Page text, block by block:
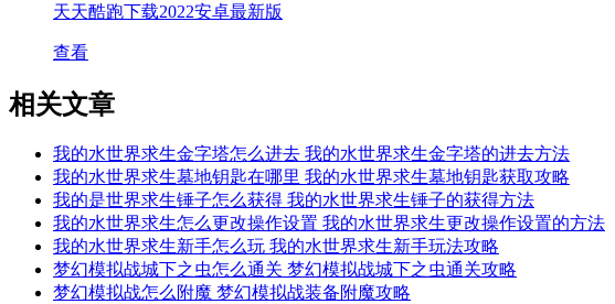
天天酷跑下载2022安卓最新版
查看
相关文章
我的水世界求生金字塔怎么进去 我的水世界求生金字塔的进去方法
我的水世界求生墓地钥匙在哪里 我的水世界求生墓地钥匙获取攻略
我的是世界求生锤子怎么获得 我的水世界求生锤子的获得方法
我的水世界求生怎么更改操作设置 我的水世界求生更改操作设置的方法
我的水世界求生新手怎么玩 我的水世界求生新手玩法攻略
梦幻模拟战城下之虫怎么通关 梦幻模拟战城下之虫通关攻略
梦幻模拟战怎么附魔 梦幻模拟战装备附魔攻略